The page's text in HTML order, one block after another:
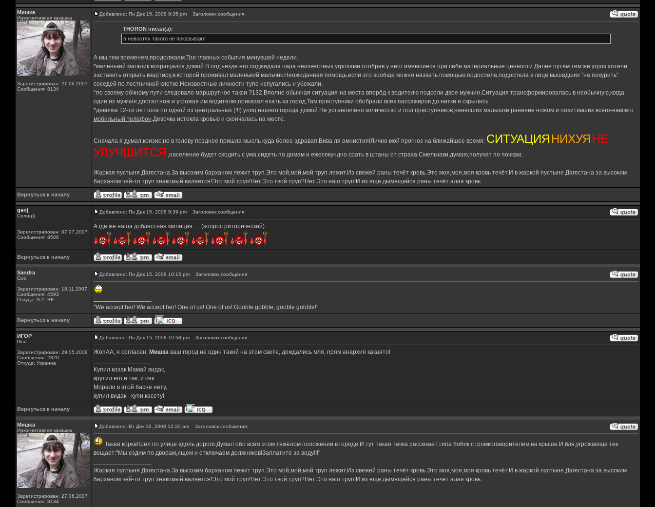
Мишка
Инкогнитивная какашка
Зарегистрирован: 27.06.2007
Сообщения: 8134
Добавлено: Пн Дек 15, 2008 9:35 pm Заголовок сообщения:
THORON писал(а):
в новостях такого не показывают
А мы,тем временем,продолжаем.Три главных события минувшей недели.
*маленький мальчик возращался домой.В подъезде его поджидала пара неизвестных,угрозами отобрав у него имевшиеся при себе материальные ценности.Далее путём тем же угроз хотели
заставить открыть квартиру,в которой проживал маленький мальчик.Неожиданная помощь,если это вообще можно назвать помощью подоспела,подоспела в лице вышедших "на покурить"
соседей по лестничной клетке.Неизвестные личности тупо испугались и убежали.
*по своему обчному пути следовало маршрутное такси ?132.Вполне обычная ситуация-на места вперёд к водителю подсели двое мужчин.Ситуация трансформировалась в необычную,когда
один из мужчин достал нож и угрожая им водителю,приказал ехать за город.Там преступники обобрали всех пассажиров до нитки и скрылись.
*девочка 12-ти лет шла по одной из центральных (!!!) улиц нашего города домой.Не установлено количество и пол преступников,нанёсших малышке ранение ножом и похитивших всего-навсего
мобильный телефон.Девочка истекла кровью и скончалась на месте.
Сначала я думал,кризис,но в голову позднее пришла мысль куда более здравая.Вива ля амнистия!Лично мой прогноз на ближайшее время: СИТУАЦИЯ НИХУЯ НЕ
УЛУЧШИТСЯ ,население будет сходить с ума,сидеть по домам и ежесекундно срать в штаны от страха.Смельчаки,думаю,получат по почкам.
Жаркая пустыня Дагестана.За высоким барханом лежит труп.Это мой,мой,мой труп лежит.Из свежей раны течёт кровь.Это моя,моя,моя кровь течёт.И в жаркой пустыне Дагестана за высоким
барханом чей-то труп знакомый валяется!Это мой труп!Нет.Это твой труп?Нет.Это наш труп!И из ещё дымящейся раны течёт алая кровь.
Вернуться к началу
genj
Солнц))
Зарегистрирован: 07.07.2007
Сообщения: 8506
Добавлено: Пн Дек 15, 2008 9:39 pm Заголовок сообщения:
А где же наша доблястная милиция..... (вопрос риторический)
Вернуться к началу
Sandra
God
Зарегистрирован: 18.11.2007
Сообщения: 4593
Откуда: S-P, RF
Добавлено: Пн Дек 15, 2008 10:15 pm Заголовок сообщения:
"We accept her! We accept her! One of us! One of us! Gooble gobble, gooble gobble!"
Вернуться к началу
ИГОР
God
Зарегистрирован: 29.05.2008
Сообщения: 2820
Откуда: Украина
Добавлено: Пн Дек 15, 2008 10:58 pm Заголовок сообщения:
ЖопАА, я согласен, Мишкаваш город не один такой на этом свете, дождались мля, прям анархия какаято!
Купил казак Мамай видак,
крутил его и так, и сяк.
Морали в этой басне нету,
купил видак - купи касету!
Вернуться к началу
Мишка
Инкогнитивная какашка
Зарегистрирован: 27.06.2007
Сообщения: 8134
Добавлено: Вт Дек 16, 2008 12:20 am Заголовок сообщения:
Такая корка!Шёл по улице вдоль дороги.Думал обо всём этом тяжёлом положении в городе.И тут такая тачка рассекает,типа бобик,с громкоговорителем на крыше.И,бля,угрожающе тек
вещает:"Мы ездим по дворам,ищем и отключаем должников!Заплатите за воду!!!"
Жаркая пустыня Дагестана.За высоким барханом лежит труп.Это мой,мой,мой труп лежит.Из свежей раны течёт кровь.Это моя,моя,моя кровь течёт.И в жаркой пустыне Дагестана за высоким
барханом чей-то труп знакомый валяется!Это мой труп!Нет.Это твой труп?Нет.Это наш труп!И из ещё дымящейся раны течёт алая кровь.